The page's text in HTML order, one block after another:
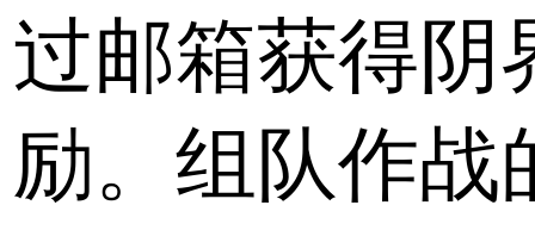
过邮箱获得阴
励。组队作战